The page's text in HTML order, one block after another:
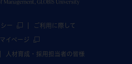
ー ご利用に際して
マイページ
人材育成・採用担当者の皆様